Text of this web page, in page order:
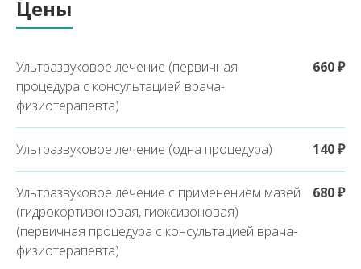
Цены
Ультразвуковое лечение (первичная
процедура с консультацией врача-
физиотерапевта)
660 ₽
Ультразвуковое лечение (одна процедура) 140 ₽
Ультразвуковое лечение с применением мазей
(гидрокортизоновая, гиоксизоновая)
(первичная процедура с консультацией врача-
физиотерапевта)
680 ₽